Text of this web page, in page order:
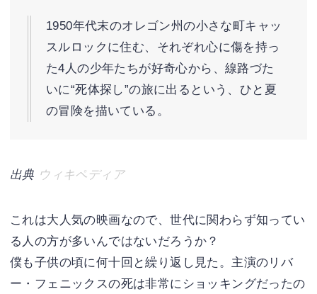
1950年代末のオレゴン州の小さな町キャッ
スルロックに住む、それぞれ心に傷を持っ
た4人の少年たちが好奇心から、線路づた
いに“死体探し”の旅に出るという、ひと夏
の冒険を描いている。
出典 ウィキペディア
これは大人気の映画なので、世代に関わらず知ってい
る人の方が多いんではないだろうか？
僕も子供の頃に何十回と繰り返し見た。主演のリバ
ー・フェニックスの死は非常にショッキングだったの